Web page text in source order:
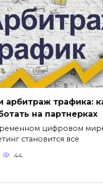
арбитраж трафика:
на партнерках
цифровом
становится все
44